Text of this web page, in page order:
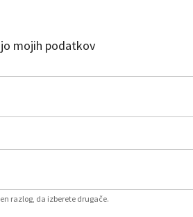
mojih podatkov
razlog, da izberete drugače.